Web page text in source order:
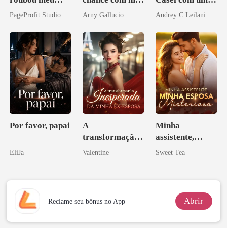
companheiro e
PageProfit Studio
amor bilionário
Arny Gallucio
Magnata
Audrey C Leilani
Por favor, papai
EliJa
A
transformação
inesperada da
Valentine
Minha
assistente,
minha esposa
Sweet Tea
Reclame seu bônus no App Abrir